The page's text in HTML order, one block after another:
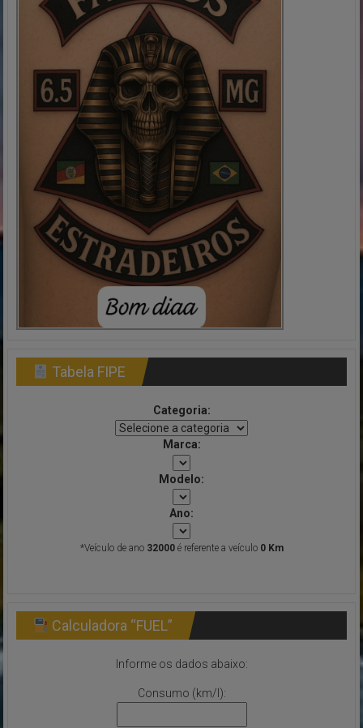
Tabela FIPE
Categoria:
Marca:
Modelo:
Ano:
*Veículo de ano 32000é referente a veículo 0 Km
Calculadora “FUEL”
Informe os dados abaixo:
Consumo (km/l):
Fique por dentro das novidades do PORTAL
atualizações em seu e-mail, no seu conforto e
comodidade.
Eventos Notícias